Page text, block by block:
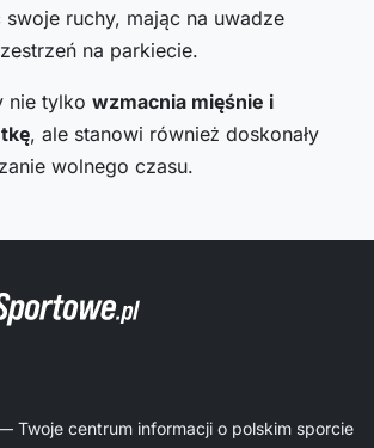
ruchy, mając na uwadze
na parkiecie.
nie tylko wzmacnia mięśnie i
, ale stanowi również doskonały
wolnego czasu.
Twoje centrum informacji o polskim sporcie